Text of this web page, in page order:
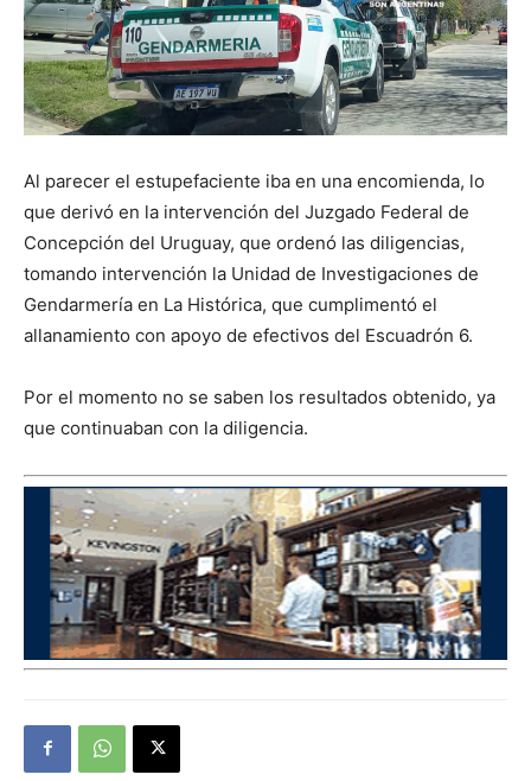
Al parecer el estupefaciente iba en una encomienda, lo
que derivó en la intervención del Juzgado Federal de
Concepción del Uruguay, que ordenó las diligencias,
tomando intervención la Unidad de Investigaciones de
Gendarmería en La Histórica, que cumplimentó el
allanamiento con apoyo de efectivos del Escuadrón 6.
Por el momento no se saben los resultados obtenido, ya
que continuaban con la diligencia.